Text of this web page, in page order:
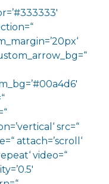
src=“
attach=’scroll‘
video=“